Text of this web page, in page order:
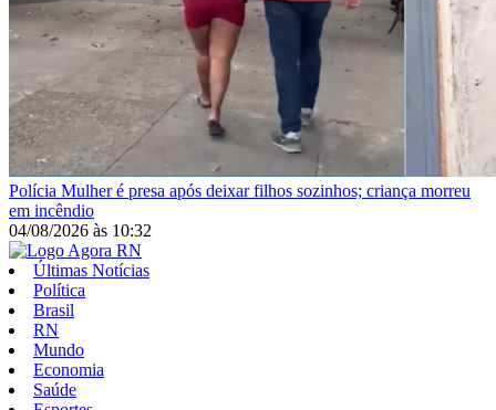
Polícia Mulher é presa após deixar filhos sozinhos; criança morreu
em incêndio
04/08/2026 às 10:32
Últimas Notícias
Política
Brasil
RN
Mundo
Economia
Saúde